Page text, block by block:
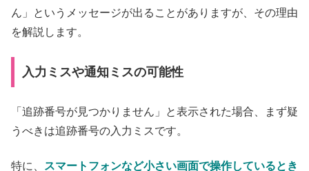
ん」というメッセージが出ることがありますが、その理由
を解説します。
入力ミスや通知ミスの可能性
「追跡番号が見つかりません」と表示された場合、まず疑
うべきは追跡番号の入力ミスです。
特に、 スマートフォンなど小さい画面で操作しているとき